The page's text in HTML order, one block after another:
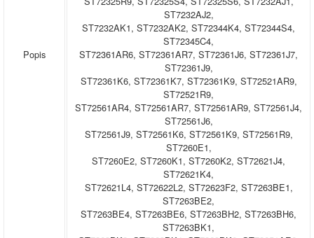
Popis
ST7232AJ2,
ST7232AK1, ST7232AK2, ST72344K4, ST72344S4,
ST72345C4,
ST72361AR6, ST72361AR7, ST72361J6, ST72361J7,
ST72361J9,
ST72361K6, ST72361K7, ST72361K9, ST72521AR9,
ST72521R9,
ST72561AR4, ST72561AR7, ST72561AR9, ST72561J4,
ST72561J6,
ST72561J9, ST72561K6, ST72561K9, ST72561R9,
ST7260E1,
ST7260E2, ST7260K1, ST7260K2, ST72621J4,
ST72621K4,
ST72621L4, ST72622L2, ST72623F2, ST7263BE1,
ST7263BE2,
ST7263BE4, ST7263BE6, ST7263BH2, ST7263BH6,
ST7263BK1,